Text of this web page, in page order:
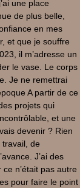
une place
de plus belle,
en mes
et que je souffre
il m’adresse un
le vase. Le corps
Je ne remettrai
A partir de ce
projets qui
et une
devenir ? Rien
travail, de
J’ai des
ce n’était pas autre
pour faire le point